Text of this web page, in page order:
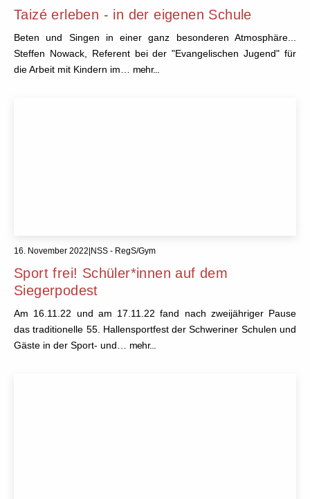
Taizé erleben - in der eigenen Schule
Beten und Singen in einer ganz besonderen Atmosphäre...
Steffen Nowack, Referent bei der "Evangelischen Jugend" für
die Arbeit mit Kindern im… mehr...
16. November 2022|NSS - RegS/Gym
Sport frei! Schüler*innen auf dem
Siegerpodest
Am 16.11.22 und am 17.11.22 fand nach zweijähriger Pause
das traditionelle 55. Hallensportfest der Schweriner Schulen und
Gäste in der Sport- und… mehr...